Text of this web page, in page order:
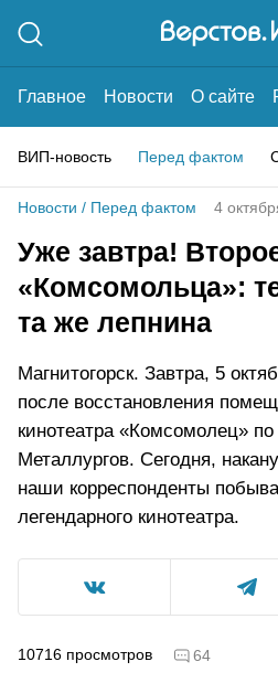
Главное Новости О сайте
ВИП-новость Перед фактом
Новости / Перед фактом 4
Уже завтра!
«Комсомольца»:
та же лепнина
Магнитогорск. Завтра, 5
после восстановления
кинотеатра «Комсомолец» по
Металлургов. Сегодня,
наши корреспонденты
легендарного кинотеатра.
10716 просмотров 64